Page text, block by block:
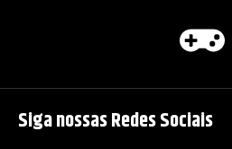
Siga nossas Redes Sociais